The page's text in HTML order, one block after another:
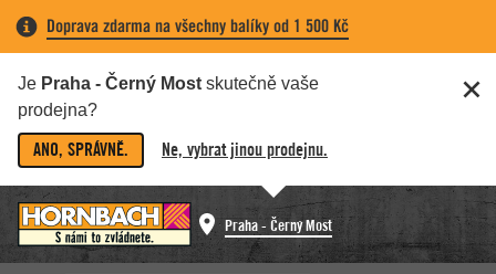
Doprava zdarma na všechny balíky od 1 500 Kč
Je Praha - Černý Most skutečně vaše
prodejna?
ANO, SPRÁVNĚ. Ne, vybrat jinou prodejnu.
Praha - Černý Most